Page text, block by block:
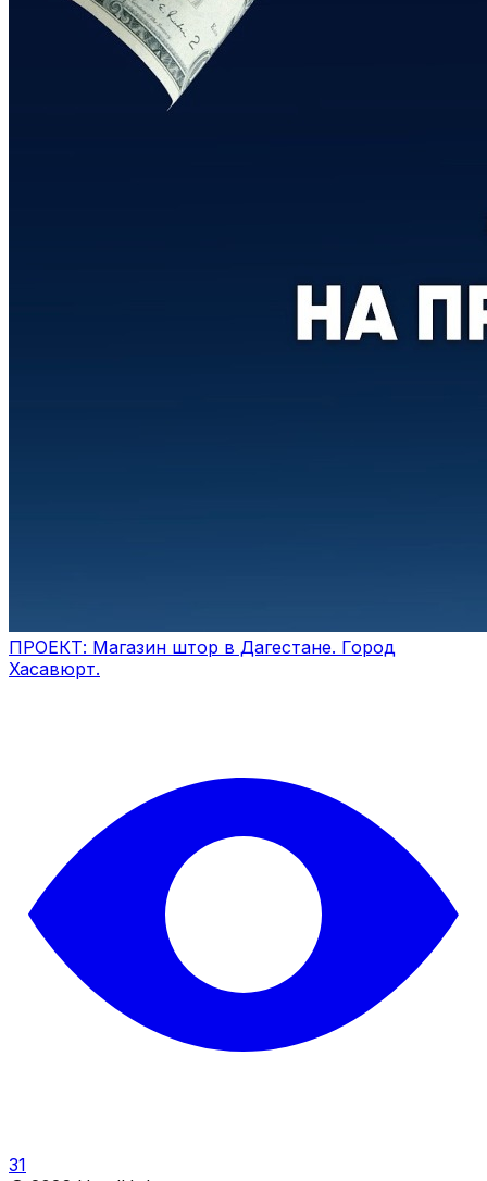
ПРОЕКТ: Магазин штор в Дагестане. Город
Хасавюрт.
31